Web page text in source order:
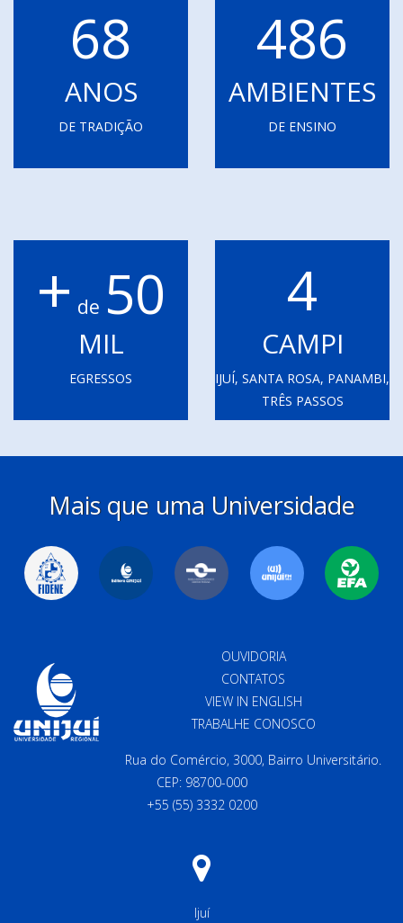
68
ANOS
DE TRADIÇÃO
486
AMBIENTES
DE ENSINO
+ de 50
MIL
EGRESSOS
4
CAMPI
IJUÍ, SANTA ROSA, PANAMBI,
TRÊS PASSOS
Mais que uma Universidade
OUVIDORIA
CONTATOS
VIEW IN ENGLISH
TRABALHE CONOSCO
Rua do Comércio, 3000, Bairro Universitário.
CEP: 98700-000
+55 (55) 3332 0200
Ijuí